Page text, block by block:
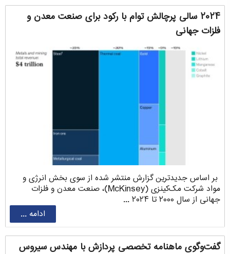
۲۰۲۴ سالی پرچالش توام با رکود برای صنعت معدن و
فلزات جهانی
بر اساس جدیدترین گزارش منتشر شده از سوی بخش انرژی و
مواد شرکت مک‌کینزی (McKinsey)، صنعت معدن و فلزات
جهانی از سال ۲۰۰۰ تا ۲۰۲۴ ...
ادامه ...
گفت‌وگوی ماهنامه تخصصی پردازش با مهندس سیروس